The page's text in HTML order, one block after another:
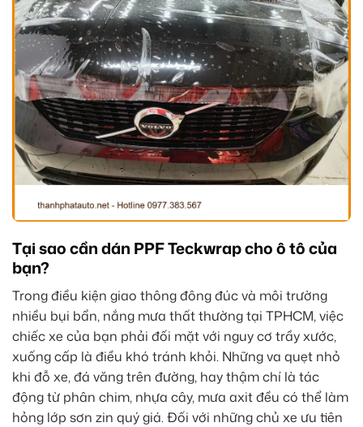
Tại sao cần dán PPF Teckwrap cho ô tô của
bạn?
Trong điều kiện giao thông đông đúc và môi trường
nhiều bụi bẩn, nắng mưa thất thường tại TPHCM, việc
chiếc xe của bạn phải đối mặt với nguy cơ trầy xước,
xuống cấp là điều khó tránh khỏi. Những va quẹt nhỏ
khi đỗ xe, đá văng trên đường, hay thậm chí là tác
động từ phân chim, nhựa cây, mưa axit đều có thể làm
hỏng lớp sơn zin quý giá. Đối với những chủ xe ưu tiên